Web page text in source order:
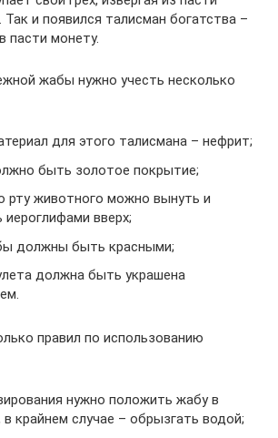
и появился талисман богатства ­­­–
пасти монету.
жабы нужно учесть несколько
для этого талисмана – нефрит;
быть золотое покрытие;
рту животного можно вынуть и
вверх;
должны быть красными;
должна быть украшена
правил по использованию
нужно положить жабу в
в крайнем случае – обрызгать водой;